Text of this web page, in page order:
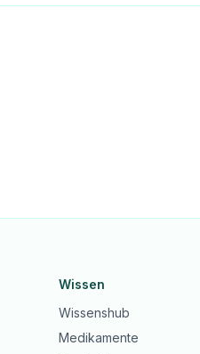
Wissen
Wissenshub
Medikamente